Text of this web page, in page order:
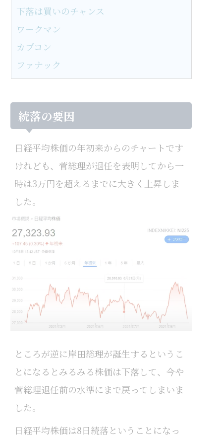
下落は買いのチャンス
ワークマン
カプコン
ファナック
続落の要因
日経平均株価の年初来からのチャートです
けれども、菅総理が退任を表明してから一
時は3万円を超えるまでに大きく上昇しま
した。
ところが逆に岸田総理が誕生するというこ
とになるとみるみる株価は下落して、今や
菅総理退任前の水準にまで戻ってしまいま
した。
日経平均株価は8日続落ということになっ